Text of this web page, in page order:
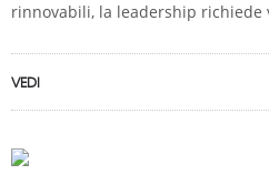
rinnovabili, la leadership richiede
VEDI